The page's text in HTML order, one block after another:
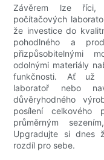
Závěrem lze říci,
počítačových
že investice do
pohodlného a
přizpůsobitelnými
odolnými materiály
funkčnosti. Ať už
laboratoř nebo
důvěryhodného
posílení
průměrným
Upgradujte si dnes
rozdíl pro sebe.